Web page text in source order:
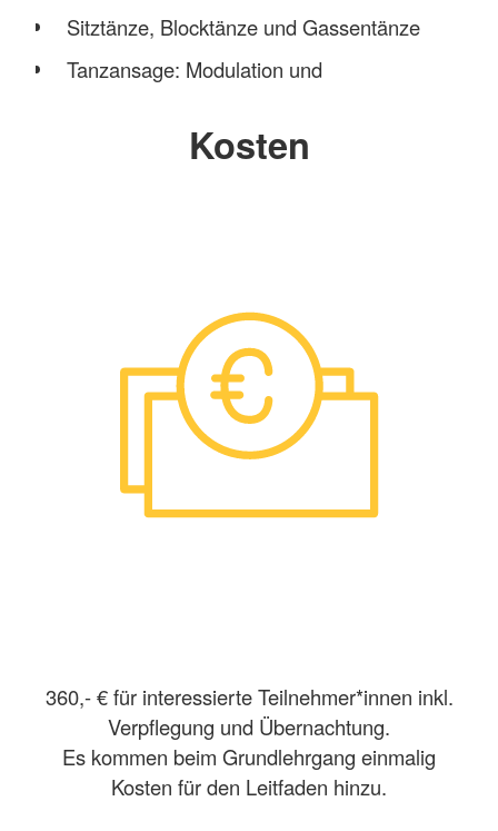
Sitztänze, Blocktänze und Gassentänze
Tanzansage: Modulation und
Stundenbild und notieren eines Tanzes
Kosten
360,- € für interessierte Teilnehmer*innen inkl.
Verpflegung und Übernachtung.
Es kommen beim Grundlehrgang einmalig
Kosten für den Leitfaden hinzu.